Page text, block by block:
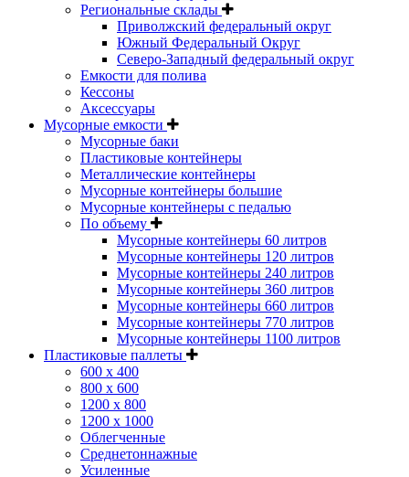
Региональные склады
Приволжский федеральный округ
Южный Федеральный Округ
Северо-Западный федеральный округ
Емкости для полива
Кессоны
Аксессуары
Мусорные емкости
Мусорные баки
Пластиковые контейнеры
Металлические контейнеры
Мусорные контейнеры большие
Мусорные контейнеры с педалью
По объему
Мусорные контейнеры 60 литров
Мусорные контейнеры 120 литров
Мусорные контейнеры 240 литров
Мусорные контейнеры 360 литров
Мусорные контейнеры 660 литров
Мусорные контейнеры 770 литров
Мусорные контейнеры 1100 литров
Пластиковые паллеты
600 х 400
800 х 600
1200 х 800
1200 х 1000
Облегченные
Среднетоннажные
Усиленные